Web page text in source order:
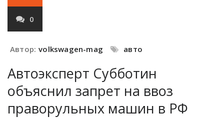
0
Автор: volkswagen-mag авто
Автоэксперт Субботин
объяснил запрет на ввоз
праворульных машин в РФ